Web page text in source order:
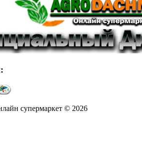
супермаркет © 2026